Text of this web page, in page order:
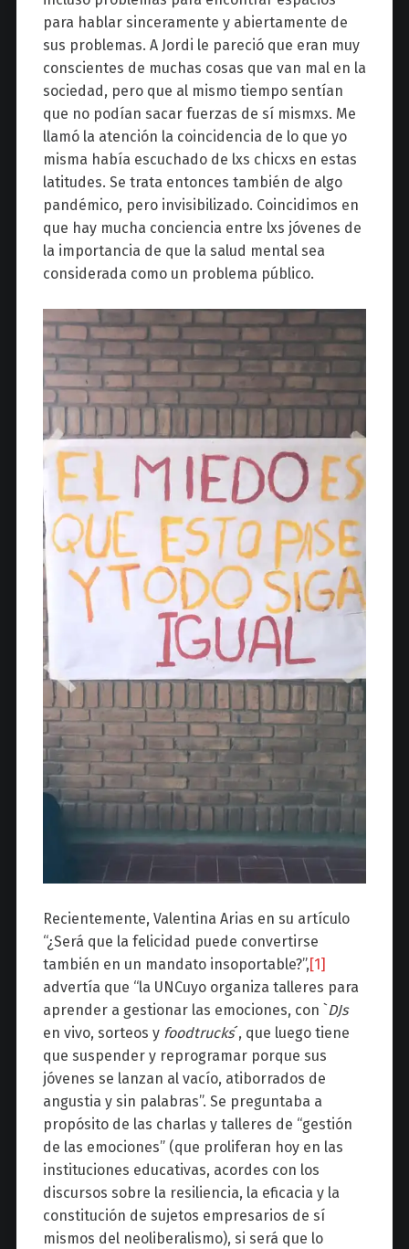
para hablar sinceramente y abiertamente de
sus problemas. A Jordi le pareció que eran muy
conscientes de muchas cosas que van mal en la
sociedad, pero que al mismo tiempo sentían
que no podían sacar fuerzas de sí mismxs. Me
llamó la atención la coincidencia de lo que yo
misma había escuchado de lxs chicxs en estas
latitudes. Se trata entonces también de algo
pandémico, pero invisibilizado. Coincidimos en
que hay mucha conciencia entre lxs jóvenes de
la importancia de que la salud mental sea
considerada como un problema público.
Recientemente, Valentina Arias en su artículo
“¿Será que la felicidad puede convertirse
también en un mandato insoportable?”,[1]
advertía que “la UNCuyo organiza talleres para
aprender a gestionar las emociones, con `DJs
en vivo, sorteos y foodtrucks´, que luego tiene
que suspender y reprogramar porque sus
jóvenes se lanzan al vacío, atiborrados de
angustia y sin palabras”. Se preguntaba a
propósito de las charlas y talleres de “gestión
de las emociones” (que proliferan hoy en las
instituciones educativas, acordes con los
discursos sobre la resiliencia, la eficacia y la
constitución de sujetos empresarios de sí
mismos del neoliberalismo), si será que lo